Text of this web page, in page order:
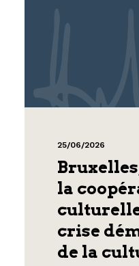
25/06/2026
la
crise
de la